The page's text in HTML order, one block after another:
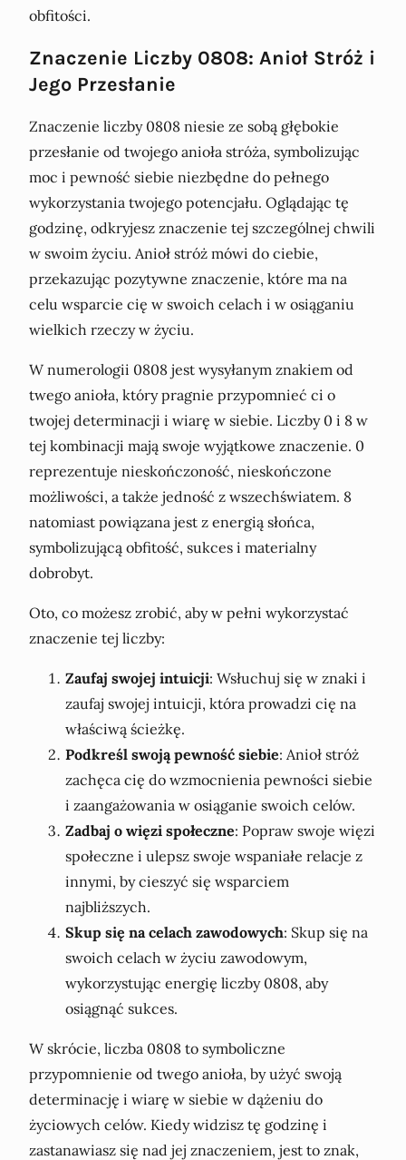
obfitości.
Znaczenie Liczby 0808: Anioł Stróż i
Jego Przesłanie
Znaczenie liczby 0808 niesie ze sobą głębokie
przesłanie od twojego anioła stróża, symbolizując
moc i pewność siebie niezbędne do pełnego
wykorzystania twojego potencjału. Oglądając tę
godzinę, odkryjesz znaczenie tej szczególnej chwili
w swoim życiu. Anioł stróż mówi do ciebie,
przekazując pozytywne znaczenie, które ma na
celu wsparcie cię w swoich celach i w osiąganiu
wielkich rzeczy w życiu.
W numerologii 0808 jest wysyłanym znakiem od
twego anioła, który pragnie przypomnieć ci o
twojej determinacji i wiarę w siebie. Liczby 0 i 8 w
tej kombinacji mają swoje wyjątkowe znaczenie. 0
reprezentuje nieskończoność, nieskończone
możliwości, a także jedność z wszechświatem. 8
natomiast powiązana jest z energią słońca,
symbolizującą obfitość, sukces i materialny
dobrobyt.
Oto, co możesz zrobić, aby w pełni wykorzystać
znaczenie tej liczby:
Zaufaj swojej intuicji: Wsłuchuj się w znaki i
zaufaj swojej intuicji, która prowadzi cię na
właściwą ścieżkę.
Podkreśl swoją pewność siebie: Anioł stróż
zachęca cię do wzmocnienia pewności siebie
i zaangażowania w osiąganie swoich celów.
Zadbaj o więzi społeczne: Popraw swoje więzi
społeczne i ulepsz swoje wspaniałe relacje z
innymi, by cieszyć się wsparciem
najbliższych.
Skup się na celach zawodowych: Skup się na
swoich celach w życiu zawodowym,
wykorzystując energię liczby 0808, aby
osiągnąć sukces.
W skrócie, liczba 0808 to symboliczne
przypomnienie od twego anioła, by użyć swoją
determinację i wiarę w siebie w dążeniu do
życiowych celów. Kiedy widzisz tę godzinę i
zastanawiasz się nad jej znaczeniem, jest to znak,